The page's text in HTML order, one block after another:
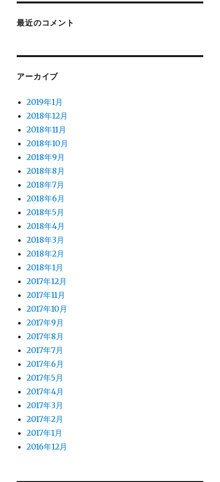
最近のコメント
アーカイブ
2019年1月
2018年12月
2018年11月
2018年10月
2018年9月
2018年8月
2018年7月
2018年6月
2018年5月
2018年4月
2018年3月
2018年2月
2018年1月
2017年12月
2017年11月
2017年10月
2017年9月
2017年8月
2017年7月
2017年6月
2017年5月
2017年4月
2017年3月
2017年2月
2017年1月
2016年12月